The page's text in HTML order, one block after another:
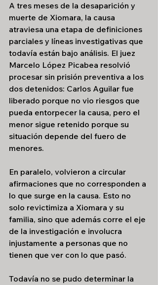
A tres meses de la desaparición y
muerte de Xiomara, la causa
atraviesa una etapa de definiciones
parciales y líneas investigativas que
todavía están bajo análisis. El juez
Marcelo López Picabea resolvió
procesar sin prisión preventiva a los
dos detenidos: Carlos Aguilar fue
liberado porque no vio riesgos que
pueda entorpecer la causa, pero el
menor sigue retenido porque su
situación depende del fuero de
menores.
En paralelo, volvieron a circular
afirmaciones que no corresponden a
lo que surge en la causa. Esto no
solo revictimiza a Xiomara y su
familia, sino que además corre el eje
de la investigación e involucra
injustamente a personas que no
tienen que ver con lo que pasó.
Todavía no se pudo determinar la